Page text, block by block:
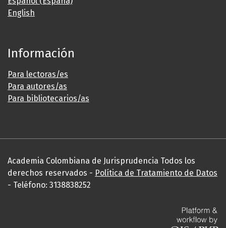
English
Información
Para lectoras/es
Para autores/as
Para bibliotecarios/as
Academia Colombiana de Jurisprudencia Todos los
derechos reservados - Política de Tratamiento de Datos
- Teléfono: 3138838252